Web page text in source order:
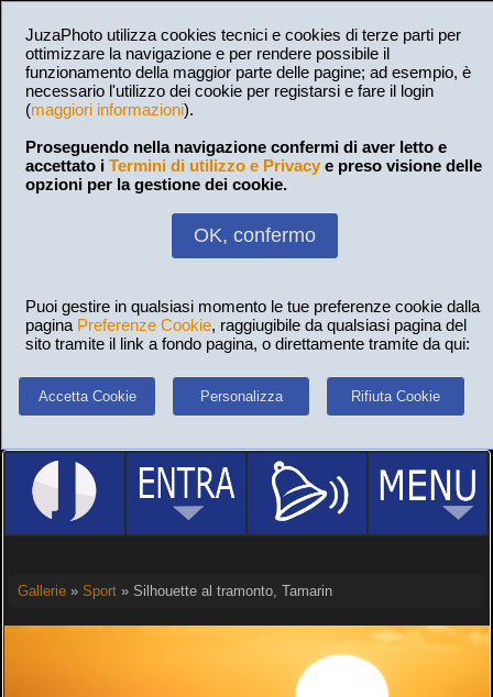
JuzaPhoto utilizza cookies tecnici e cookies di terze parti per
ottimizzare la navigazione e per rendere possibile il
funzionamento della maggior parte delle pagine; ad esempio, è
necessario l'utilizzo dei cookie per registarsi e fare il login
(maggiori informazioni).
Proseguendo nella navigazione confermi di aver letto e
accettato i Termini di utilizzo e Privacy e preso visione delle
opzioni per la gestione dei cookie.
OK, confermo
Puoi gestire in qualsiasi momento le tue preferenze cookie dalla
pagina Preferenze Cookie, raggiugibile da qualsiasi pagina del
sito tramite il link a fondo pagina, o direttamente tramite da qui:
Accetta Cookie Personalizza Rifiuta Cookie
Gallerie» Sport» Silhouette al tramonto, Tamarin